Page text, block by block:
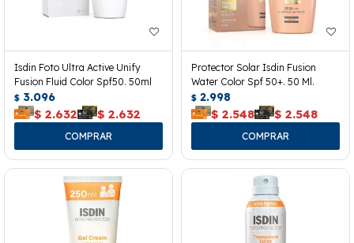
Isdin Foto Ultra Active Unify
Fusion Fluid Color Spf50. 50ml
$ 3.096
$ 2.632 $ 2.632
Protector Solar Isdin Fusion
Water Color Spf 50+. 50 Ml.
$ 2.998
$ 2.548 $ 2.548